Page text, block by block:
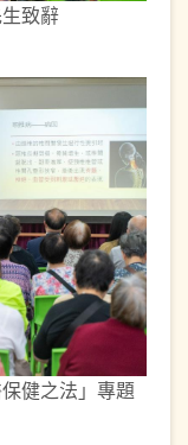
致辭
健之法」專題